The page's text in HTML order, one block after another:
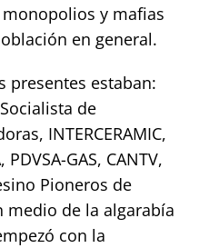
y mafias
en general.
presentes estaban:
de
INTERCERAMIC,
PDVSA-GAS, CANTV,
Pioneros de
medio de la algarabía
con la